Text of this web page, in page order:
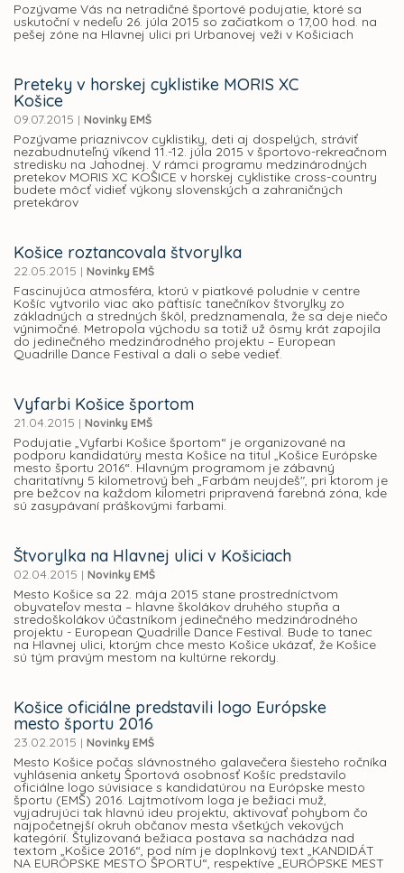
Pozývame Vás na netradičné športové podujatie, ktoré sa
uskutoční v nedeľu 26. júla 2015 so začiatkom o 17,00 hod. na
pešej zóne na Hlavnej ulici pri Urbanovej veži v Košiciach
Preteky v horskej cyklistike MORIS XC
Košice
09.07.2015 | Novinky EMŠ
Pozývame priaznivcov cyklistiky, deti aj dospelých, stráviť
nezabudnuteľný víkend 11.-12. júla 2015 v športovo-rekreačnom
stredisku na Jahodnej. V rámci programu medzinárodných
pretekov MORIS XC KOŠICE v horskej cyklistike cross-country
budete môcť vidieť výkony slovenských a zahraničných
pretekárov
Košice roztancovala štvorylka
22.05.2015 | Novinky EMŠ
Fascinujúca atmosféra, ktorú v piatkové poludnie v centre
Košíc vytvorilo viac ako päťtisíc tanečníkov štvorylky zo
základných a stredných škôl, predznamenala, že sa deje niečo
výnimočné. Metropola východu sa totiž už ôsmy krát zapojila
do jedinečného medzinárodného projektu – European
Quadrille Dance Festival a dali o sebe vedieť.
Vyfarbi Košice športom
21.04.2015 | Novinky EMŠ
Podujatie „Vyfarbi Košice športom“ je organizované na
podporu kandidatúry mesta Košice na titul „Košice Európske
mesto športu 2016“. Hlavným programom je zábavný
charitatívny 5 kilometrový beh „Farbám neujdeš", pri ktorom je
pre bežcov na každom kilometri pripravená farebná zóna, kde
sú zasypávaní práškovými farbami.
Štvorylka na Hlavnej ulici v Košiciach
02.04.2015 | Novinky EMŠ
Mesto Košice sa 22. mája 2015 stane prostredníctvom
obyvateľov mesta – hlavne školákov druhého stupňa a
stredoškolákov účastníkom jedinečného medzinárodného
projektu - European Quadrille Dance Festival. Bude to tanec
na Hlavnej ulici, ktorým chce mesto Košice ukázať, že Košice
sú tým pravým mestom na kultúrne rekordy.
Košice oficiálne predstavili logo Európske
mesto športu 2016
23.02.2015 | Novinky EMŠ
Mesto Košice počas slávnostného galavečera šiesteho ročníka
vyhlásenia ankety Športová osobnosť Košíc predstavilo
oficiálne logo súvisiace s kandidatúrou na Európske mesto
športu (EMŠ) 2016. Lajtmotívom loga je bežiaci muž,
vyjadrujúci tak hlavnú ideu projektu, aktivovať pohybom čo
najpočetnejší okruh občanov mesta všetkých vekových
kategórií. Štylizovaná bežiaca postava sa nachádza nad
textom „Košice 2016“, pod ním je doplnkový text „KANDIDÁT
NA EURÓPSKE MESTO ŠPORTU“, respektíve „EURÓPSKE MEST